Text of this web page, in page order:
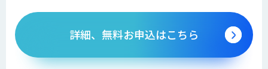
詳細、無料お申込はこちら